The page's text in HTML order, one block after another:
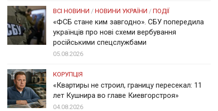
ВСІ НОВИНИ / НОВИНИ УКРАЇНИ / ПОДІЇ
«ФСБ стане ким завгодно». СБУ попередила
українців про нові схеми вербування
російськими спецслужбами
05.08.2026
КОРУПЦІЯ
«Квартиры не строил, границу пересекал: 11
лет Кушнира во главе Киевгорстроя»
04.08.2026